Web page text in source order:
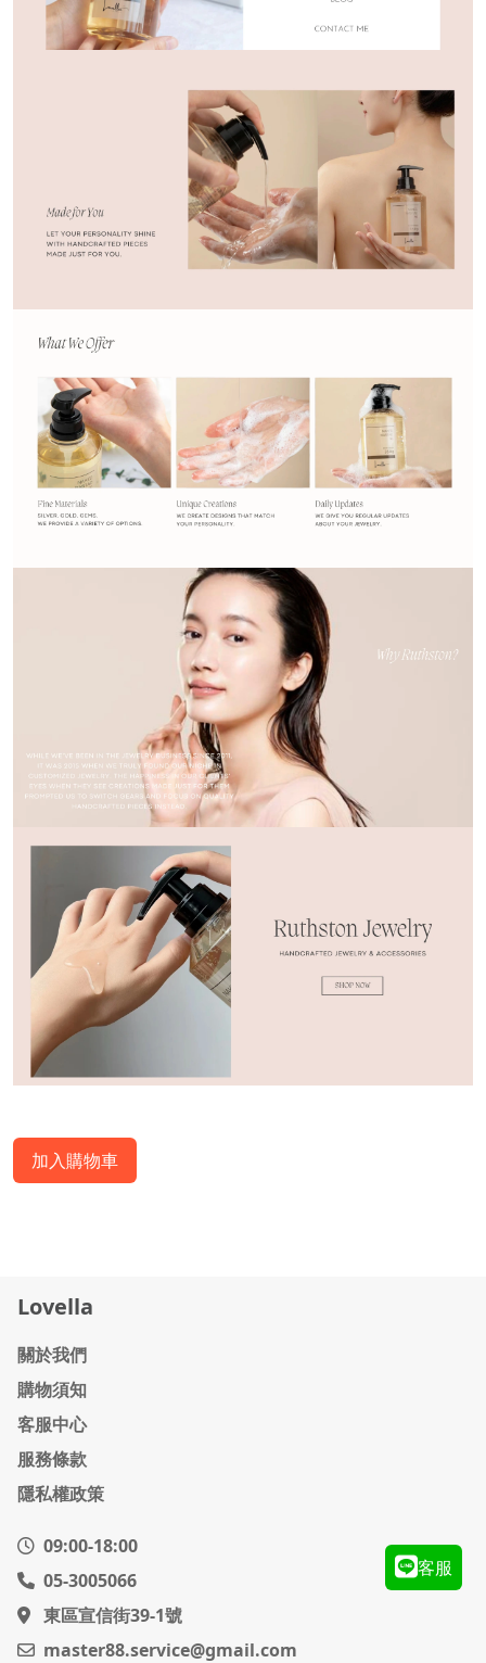
加入購物車
客服
Lovella
關於我們
購物須知
客服中心
服務條款
隱私權政策
09:00-18:00
05-3005066
東區宣信街39-1號
master88.service@gmail.com